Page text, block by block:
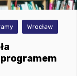
Wrocław